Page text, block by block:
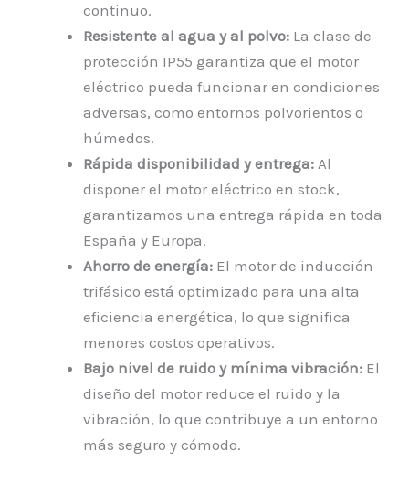
continuo.
Resistente al agua y al polvo: La clase de
protección IP55 garantiza que el motor
eléctrico pueda funcionar en condiciones
adversas, como entornos polvorientos o
húmedos.
Rápida disponibilidad y entrega: Al
disponer el motor eléctrico en stock,
garantizamos una entrega rápida en toda
España y Europa.
Ahorro de energía: El motor de inducción
trifásico está optimizado para una alta
eficiencia energética, lo que significa
menores costos operativos.
Bajo nivel de ruido y mínima vibración: El
diseño del motor reduce el ruido y la
vibración, lo que contribuye a un entorno
más seguro y cómodo.